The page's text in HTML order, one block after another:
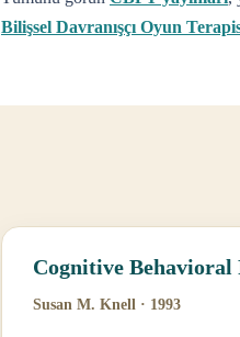
Bilişsel Davranışçı Oyun
Cognitive Behavioral
Susan M. Knell · 1993